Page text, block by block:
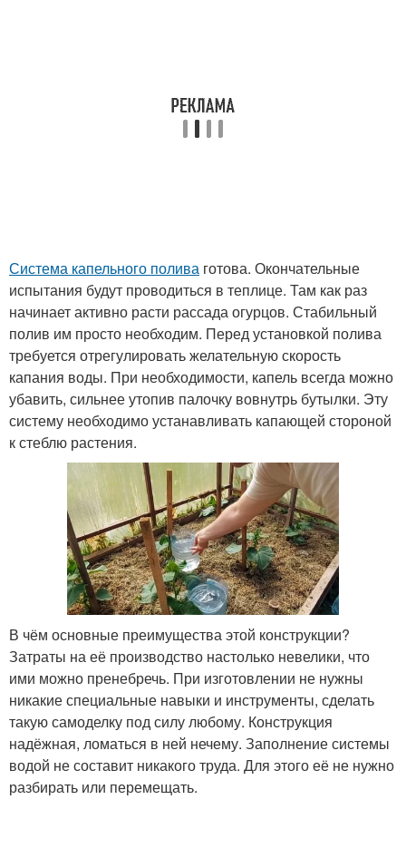
Система капельного полива готова. Окончательные
испытания будут проводиться в теплице. Там как раз
начинает активно расти рассада огурцов. Стабильный
полив им просто необходим. Перед установкой полива
требуется отрегулировать желательную скорость
капания воды. При необходимости, капель всегда можно
убавить, сильнее утопив палочку вовнутрь бутылки. Эту
систему необходимо устанавливать капающей стороной
к стеблю растения.
В чём основные преимущества этой конструкции?
Затраты на её производство настолько невелики, что
ими можно пренебречь. При изготовлении не нужны
никакие специальные навыки и инструменты, сделать
такую самоделку под силу любому. Конструкция
надёжная, ломаться в ней нечему. Заполнение системы
водой не составит никакого труда. Для этого её не нужно
разбирать или перемещать.